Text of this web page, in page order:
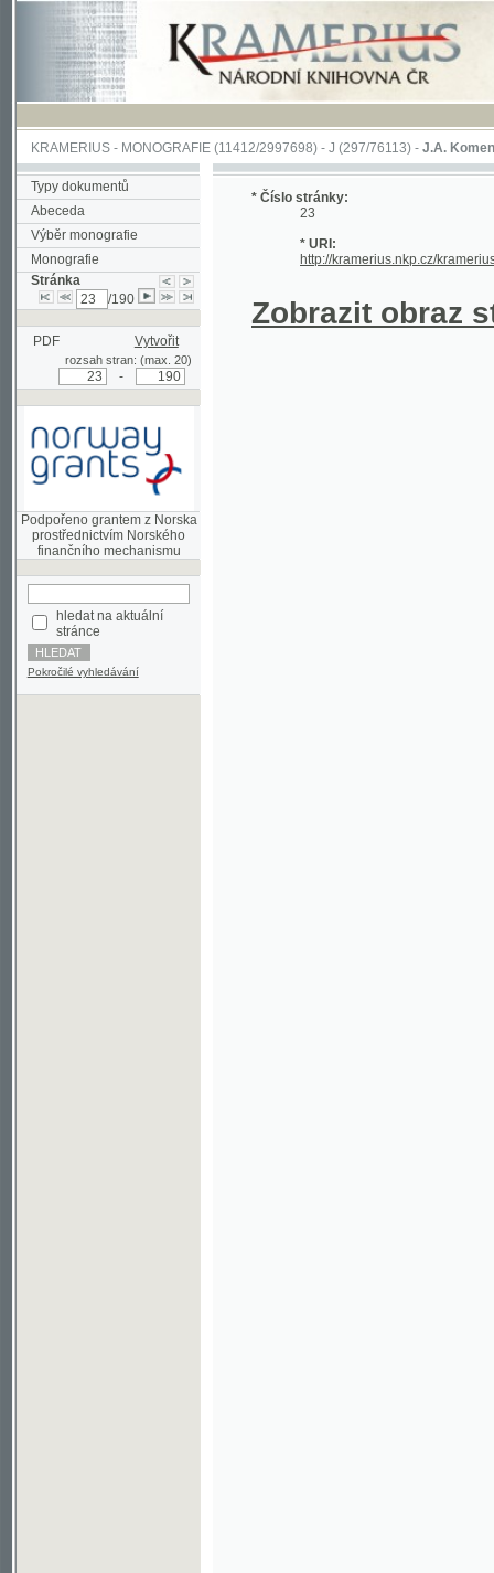
KRAMERIUS-MONOGRAFIE(11412/2997698) -J (297/76113)-J.A. Komenského
Typy dokumentů
Abeceda
Výběr monografie
Monografie
Stránka
/190
PDF Vytvořit
rozsah stran: (max. 20)
Podpořeno grantem z Norska
prostřednictvím Norského
hledat na aktuální
stránce
Pokročilé vyhledávání
* Číslo stránky:
23
* URI:
http://kramerius.nkp.cz/kramerius/